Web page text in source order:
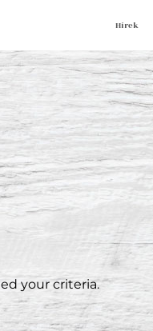
Hírek
your criteria.